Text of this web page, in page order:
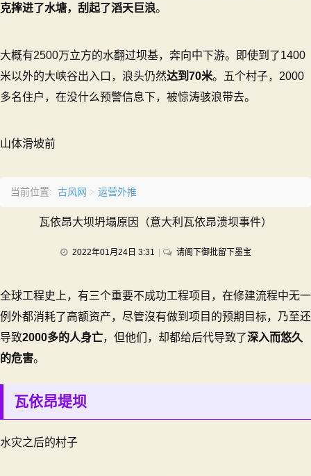
当前位置: 古风网 > 运营外推
瓦依昂大坝坍塌原因（意大利瓦依昂溃坝事件）
2022年01月24日 3:31 请阁下御批留下墨宝on
昂
大
坍
全球工程史上，有三个重要不成功工程项目，在修建流程中无一
例外都消耗了高额资产，尽管沒有做到项目的预期目标，乃至还
导致2000多的人身亡，但他们，却都给后代导致了深入而悠久
的危害。
瓦依昂堤坝
水灾之后的村子
克摔进了水塘，刮起了滔天巨浪。
大概有2500万立方的水翻过坝基，奔向中下游。即使到了1400
米以外的大峡谷出入口，浪头仍然达到70米。五个村子，2000
多名住户，在没什么预警信息下，被惊涛骇浪带去。
山体滑坡前